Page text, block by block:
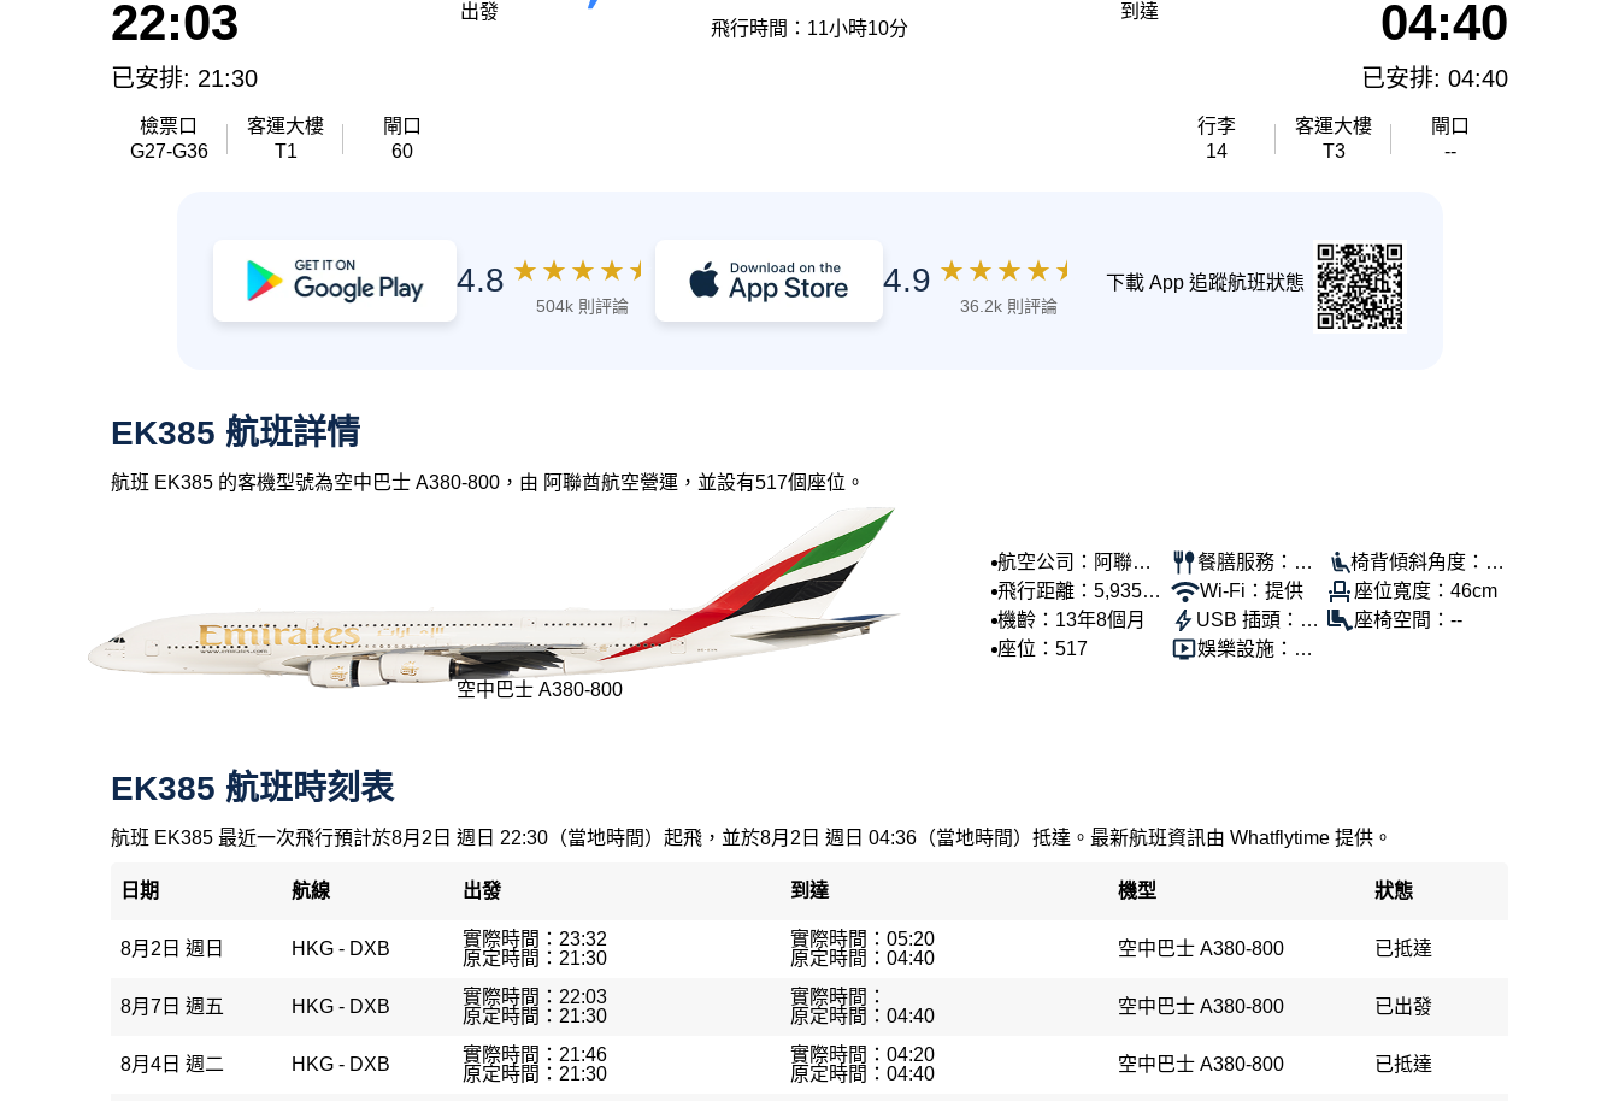
22:03
已安排: 21:30
檢票口
G27-G36
客運大樓
T1
閘口
60
出發
飛行時間：11小時10分
到達 04:40
已安排: 04:40
行李
14
客運大樓
T3
閘口
--
4.8 ★ ★ ★ ★ ★
504k 則評論
4.9 ★ ★ ★ ★ ★
36.2k 則評論
下載 App 追蹤航班狀態
EK385 航班詳情
航班 EK385 的客機型號為空中巴士 A380-800，由 阿聯酋航空營運，並設有517個座位。
空中巴士 A380-800
航空公司：阿聯酋
航空
飛行距離：5,935公
里
機齡：13年8個月
座位：517
餐膳服務：提
供
Wi-Fi：提供
USB 插頭：提
供
娛樂設施：提
椅背傾斜角度：10
0°
座位寬度：46cm
座椅空間：--
EK385 航班時刻表
航班 EK385 最近一次飛行預計於8月2日 週日 22:30（當地時間）起飛，並於8月2日 週日 04:36（當地時間）抵達。最新航班資訊由 Whatflytime 提供。
日期 航線 出發 到達 機型 狀態
8月2日 週日 HKG - DXB
實際時間：23:32
原定時間：21:30
實際時間：05:20
原定時間：04:40
空中巴士 A380-800 已抵達
8月7日 週五 HKG - DXB
實際時間：22:03
原定時間：21:30
實際時間：
原定時間：04:40
空中巴士 A380-800 已出發
8月4日 週二 HKG - DXB
實際時間：21:46
原定時間：21:30
實際時間：04:20
原定時間：04:40
空中巴士 A380-800 已抵達